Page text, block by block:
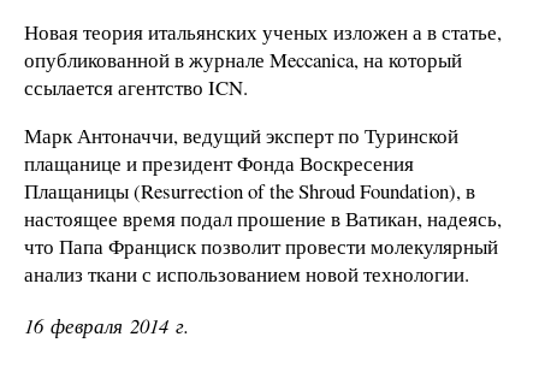
Новая теория итальянских ученых изложен а в статье,
опубликованной в журнале Meccanica, на который
ссылается агентство ICN.
Марк Антоначчи, ведущий эксперт по Туринской
плащанице и президент Фонда Воскресения
Плащаницы (Resurrection of the Shroud Foundation), в
настоящее время подал прошение в Ватикан, надеясь,
что Папа Франциск позволит провести молекулярный
анализ ткани с использованием новой технологии.
16 февраля 2014 г.